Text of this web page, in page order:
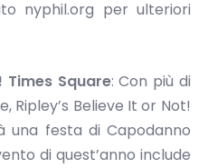
nyphil.org per ulteriori
Times Square: Con più di
Ripley’s Believe It or Not!
una festa di Capodanno
di quest’anno include